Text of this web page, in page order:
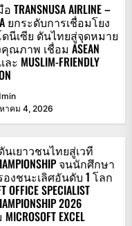
AIRLINE –
ยกระดับการเชื่อมโยง
นีเซีย ดันไทยสู่จุดหมาย
ณภาพ เชื่อม ASEAN
ละ MUSLIM-FRIENDLY
าคม 4, 2026
นเยาวชนไทยสู่เวที
จนนักศึกษา
องชนะเลิศอันดับ 1 โลก
OFFICE SPECIALIST
2026
EXCEL